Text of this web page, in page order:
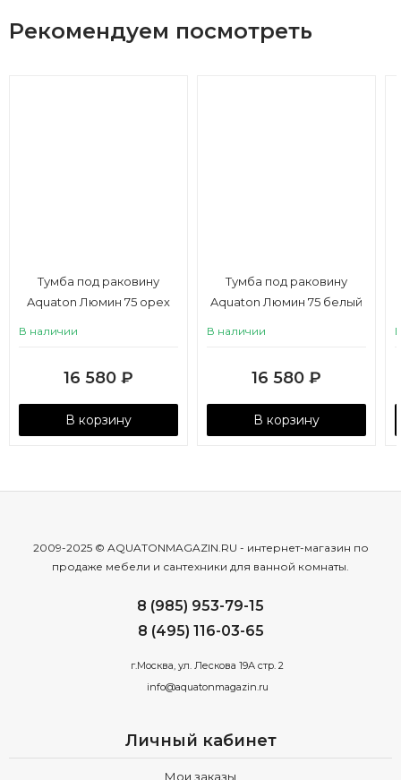
Рекомендуем посмотреть
Тумба под раковину
Aquaton Люмин 75 орех
В наличии
16 580 ₽
В корзину
Тумба под раковину
Aquaton Люмин 75 белый
В наличии
16 580 ₽
В корзину
2009-2025 © AQUATONMAGAZIN.RU - интернет-магазин по
продаже мебели и сантехники для ванной комнаты.
8 (985) 953-79-15
8 (495) 116-03-65
г.Москва, ул. Лескова 19А стр. 2
info@aquatonmagazin.ru
Личный кабинет
Мои заказы